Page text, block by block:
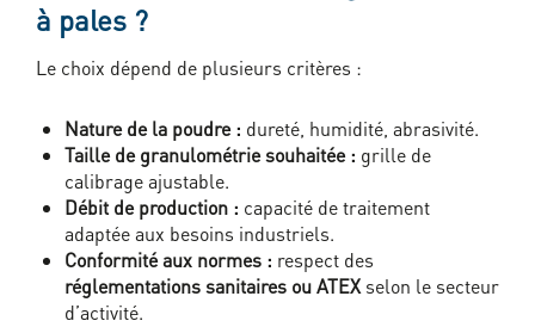
à pales ?
Le choix dépend de plusieurs critères :
Nature de la poudre : dureté, humidité, abrasivité.
Taille de granulométrie souhaitée : grille de
calibrage ajustable.
Débit de production : capacité de traitement
adaptée aux besoins industriels.
Conformité aux normes : respect des
réglementations sanitaires ou ATEXselon le secteur
d’activité.